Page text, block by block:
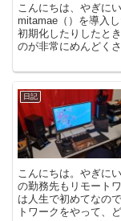
こんにちは、やぎに
mitamae（）を導入
初期化したりしたと
のが非常にめんどく
日記
こんにちは。やぎに
の勤務先もリモート
は人生で初めてなの
トワークをやって、